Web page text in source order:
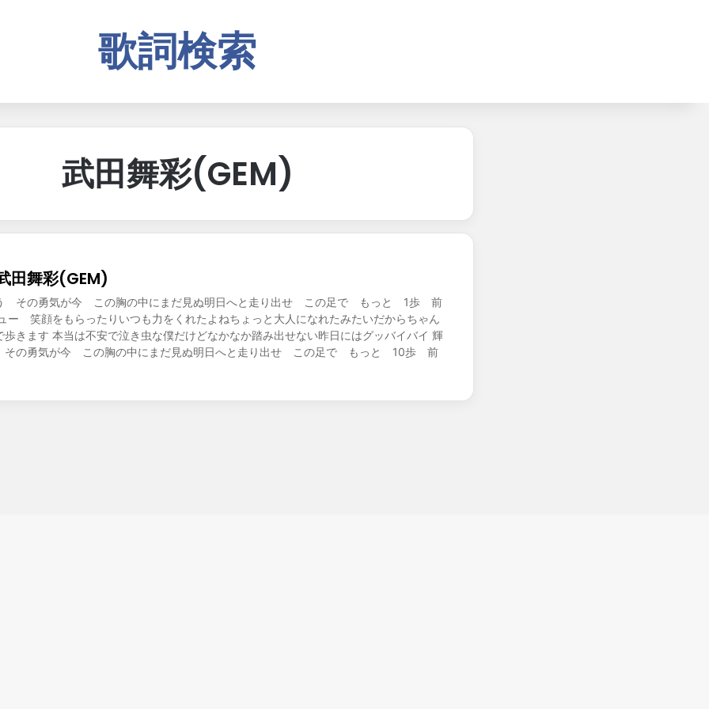
歌詞検索
武田舞彩(GEM)
田舞彩(GEM)
その勇気が今 この胸の中にまだ見ぬ明日へと走り出せ この足で もっと 1歩 前
ー 笑顔をもらったりいつも力をくれたよねちょっと大人になれたみたいだからちゃん
ます 本当は不安で泣き虫な僕だけどなかなか踏み出せない昨日にはグッバイバイ 輝
その勇気が今 この胸の中にまだ見ぬ明日へと走り出せ この足で もっと 10歩 前